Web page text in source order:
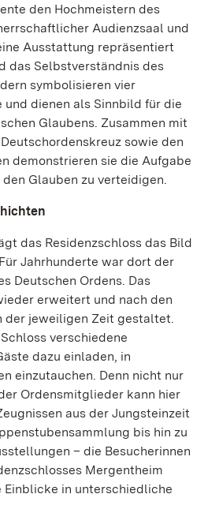
den Hochmeistern des
Audienzsaal und
Ausstattung repräsentiert
das Selbstverständnis des
symbolisieren vier
dienen als Sinnbild für die
Glaubens. Zusammen mit
sowie den
demonstrieren sie die Aufgabe
Glauben zu verteidigen.
das Residenzschloss das Bild
Jahrhunderte war dort der
Deutschen Ordens. Das
erweitert und nach den
der jeweiligen Zeit gestaltet.
verschiedene
dazu einladen, in
einzutauchen. Denn nicht nur
Ordensmitglieder kann hier
aus der Jungsteinzeit
bis hin zu
– die Besucherinnen
Mergentheim
in unterschiedliche